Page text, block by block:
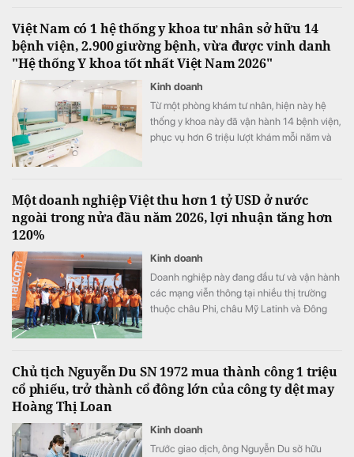
Việt Nam có 1 hệ thống y khoa tư nhân sở hữu 14
bệnh viện, 2.900 giường bệnh, vừa được vinh danh
"Hệ thống Y khoa tốt nhất Việt Nam 2026"
Kinh doanh
Từ một phòng khám tư nhân, hiện này hệ
thống y khoa này đã vận hành 14 bệnh viện,
phục vụ hơn 6 triệu lượt khám mỗi năm và
Một doanh nghiệp Việt thu hơn 1 tỷ USD ở nước
ngoài trong nửa đầu năm 2026, lợi nhuận tăng hơn
120%
Kinh doanh
Doanh nghiệp này đang đầu tư và vận hành
các mạng viễn thông tại nhiều thị trường
thuộc châu Phi, châu Mỹ Latinh và Đông
Chủ tịch Nguyễn Du SN 1972 mua thành công 1 triệu
cổ phiếu, trở thành cổ đông lớn của công ty dệt may
Hoàng Thị Loan
Kinh doanh
Trước giao dịch, ông Nguyễn Du sở hữu